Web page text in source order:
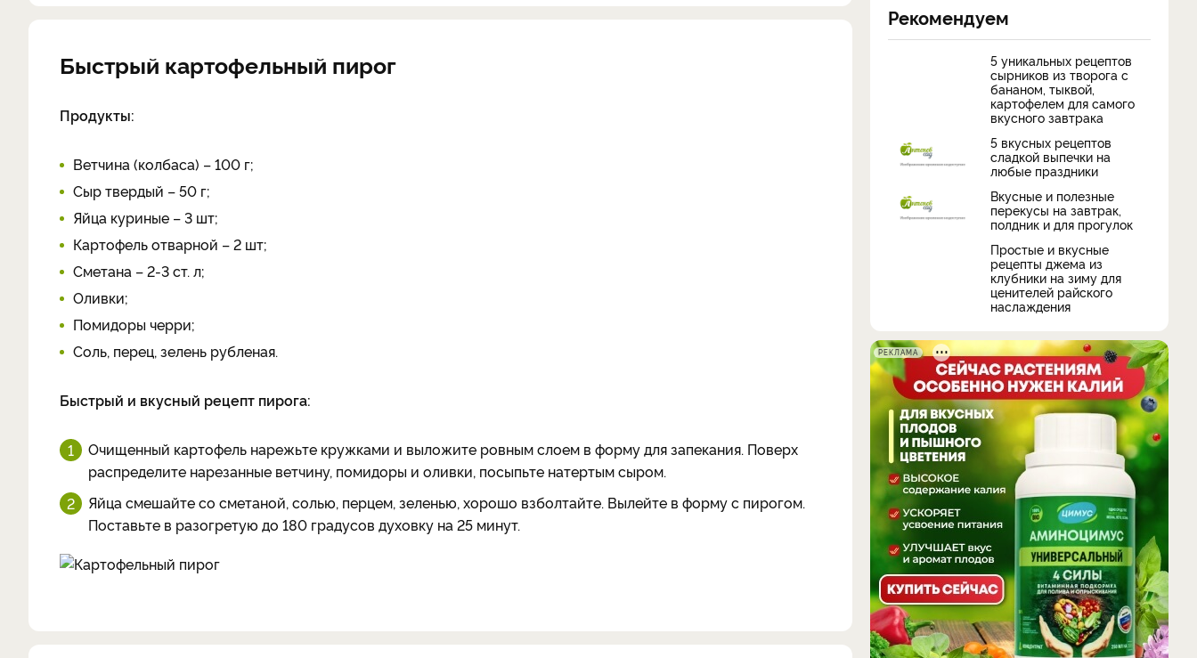
Быстрый картофельный пирог
Продукты:
Ветчина (колбаса) – 100 г;
Сыр твердый – 50 г;
Яйца куриные – 3 шт;
Картофель отварной – 2 шт;
Сметана – 2-3 ст. л;
Оливки;
Помидоры черри;
Соль, перец, зелень рубленая.
Быстрый и вкусный рецепт пирога:
Очищенный картофель нарежьте кружками и выложите ровным слоем в форму для запекания. Поверх
распределите нарезанные ветчину, помидоры и оливки, посыпьте натертым сыром.
Яйца смешайте со сметаной, солью, перцем, зеленью, хорошо взболтайте. Вылейте в форму с пирогом.
Поставьте в разогретую до 180 градусов духовку на 25 минут.
Рекомендуем
5 уникальных рецептов
сырников из творога с
бананом, тыквой,
картофелем для самого
вкусного завтрака
5 вкусных рецептов
сладкой выпечки на
любые праздники
Вкусные и полезные
перекусы на завтрак,
полдник и для прогулок
Простые и вкусные
рецепты джема из
клубники на зиму для
ценителей райского
наслаждения
РЕКЛАМА